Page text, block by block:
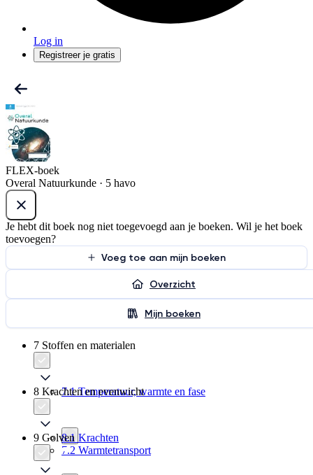
Log in
Registreer je gratis
FLEX-boek
Overal Natuurkunde · 5 havo
Je hebt dit boek nog niet toegevoegd aan je boeken. Wil je het boek
toevoegen?
Voeg toe aan mijn boeken
Overzicht
Mijn boeken
7 Stoffen en materialen
7.1 Temperatuur, warmte en fase
7.2 Warmtetransport
8 Krachten en evenwicht
8.1 Krachten
9 Golven